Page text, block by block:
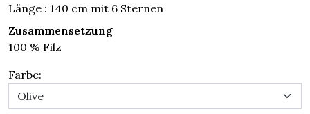
Länge : 140 cm mit 6 Sternen
Zusammensetzung
100 % Filz
Farbe: